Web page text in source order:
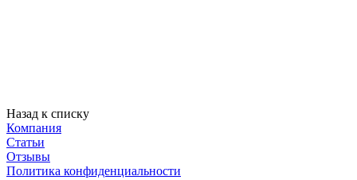
Назад к списку
Компания
Статьи
Отзывы
Политика конфиденциальности